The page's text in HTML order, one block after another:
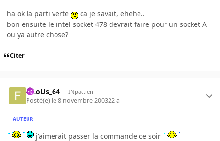
ha ok la parti verte
ca je savait, ehehe..
bon ensuite le intel socket 478 devrait faire pour un socket A
ou ya autre chose?
Citer
FiLoUs_64 INpactien
Posté(e) le 8 novembre 200322 a
AUTEUR
j'aimerait passer la commande ce soir